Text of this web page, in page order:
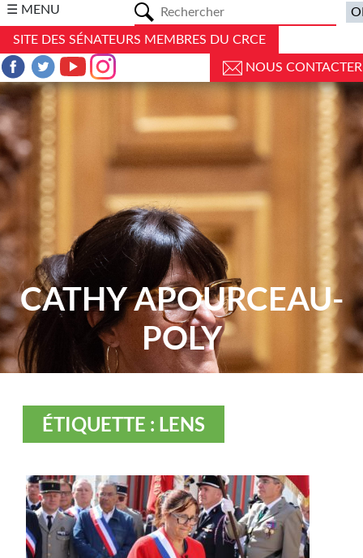
☰ MENU
SITE DES SÉNATEURS MEMBRES DU CRCE
NOUS CONTACTER
CATHY APOURCEAU-
POLY
ÉTIQUETTE : LENS